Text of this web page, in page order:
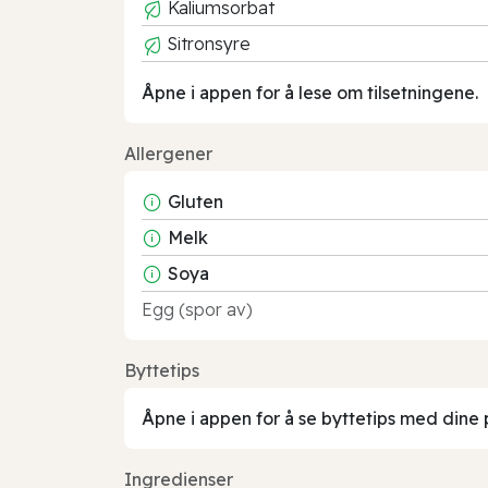
Kaliumsorbat
Sitronsyre
Åpne i appen for å lese om tilsetningene.
Allergener
Gluten
Melk
Soya
Egg (spor av)
Byttetips
Åpne i appen for å se byttetips med dine
Ingredienser